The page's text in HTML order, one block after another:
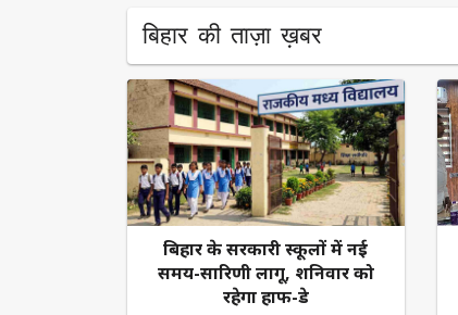
बिहार की ताज़ा ख़बर
बिहार के सरकारी स्कूलों में नई
समय-सारिणी लागू, शनिवार को
रहेगा हाफ-डे